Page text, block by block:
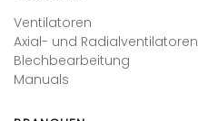
Ventilatoren
Axial- und Radialventilatoren
Blechbearbeitung
Manuals